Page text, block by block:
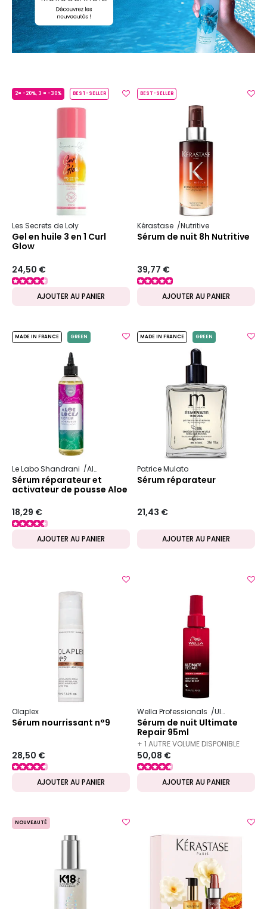
2= -20%, 3 = -30% BEST-SELLER
Les Secrets de Loly
Gel en huile 3 en 1 Curl
Glow
24,50 €
AJOUTER AU PANIER
BEST-SELLER
Kérastase Nutritive
Sérum de nuit 8h Nutritive
39,77 €
AJOUTER AU PANIER
MADE IN FRANCE GREEN
Le Labo Shandrani Aloe Locks
Sérum réparateur et
activateur de pousse Aloe
18,29 €
AJOUTER AU PANIER
MADE IN FRANCE GREEN
Patrice Mulato
Sérum réparateur
21,43 €
AJOUTER AU PANIER
Olaplex
Sérum nourrissant n°9
28,50 €
AJOUTER AU PANIER
Wella Professionals Ultimate Repair
Sérum de nuit Ultimate
Repair 95ml
+ 1 AUTRE VOLUME DISPONIBLE
50,08 €
AJOUTER AU PANIER
NOUVEAUTÉ